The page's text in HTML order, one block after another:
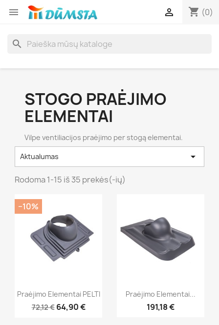
 shopping_cart (0)

search
STOGO PRAĖJIMO
ELEMENTAI
Vilpe ventiliacijos praėjimo per stogą elementai.
Aktualumas 
Rodoma 1-15 iš 35 prekės(-ių)
Praėjimo Elementai PELTI
72,12 € 64,90 €
−10%
Praėjimo Elementai...
191,18 €